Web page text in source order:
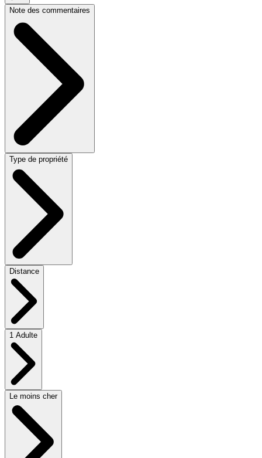
Note des commentaires
Type de propriété
Distance
1 Adulte
Le moins cher